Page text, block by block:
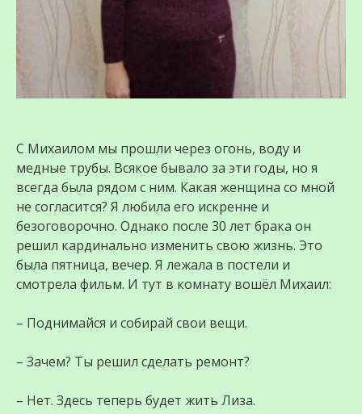
С Михаилом мы прошли через огонь, воду и
медные трубы. Всякое бывало за эти годы, но я
всегда была рядом с ним. Какая женщина со мной
не согласится? Я любила его искренне и
безоговорочно. Однако после 30 лет брака он
решил кардинально изменить свою жизнь. Это
была пятница, вечер. Я лежала в постели и
смотрела фильм. И тут в комнату вошёл Михаил:
– Поднимайся и собирай свои вещи.
– Зачем? Ты решил сделать ремонт?
– Нет. Здесь теперь будет жить Лиза.